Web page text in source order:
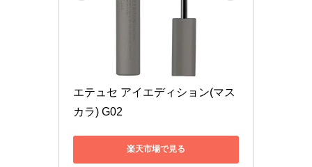
エテュセ アイエディション(マス
カラ) G02
楽天市場で見る